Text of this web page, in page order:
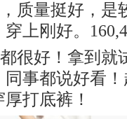
质量挺好，是
上刚好。
很好！拿到就
事都说好看
打底裤！